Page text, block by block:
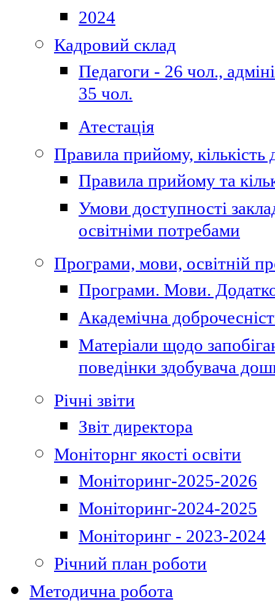
2024
Кадровий склад
Педагоги - 26 чол.,
35 чол.
Атестація
Правила прийому, кількість
Правила прийому та
Умови доступності
освітніми потребами
Програми, мови, освітній
Програми. Мови.
Академічна
Матеріали щодо
поведінки здобувача
Річні звіти
Звіт директора
Моніторнг якості освіти
Моніторинг-2025-2026
Моніторинг-2024-2025
Моніторинг - 2023-2024
Річний план роботи
Методична робота